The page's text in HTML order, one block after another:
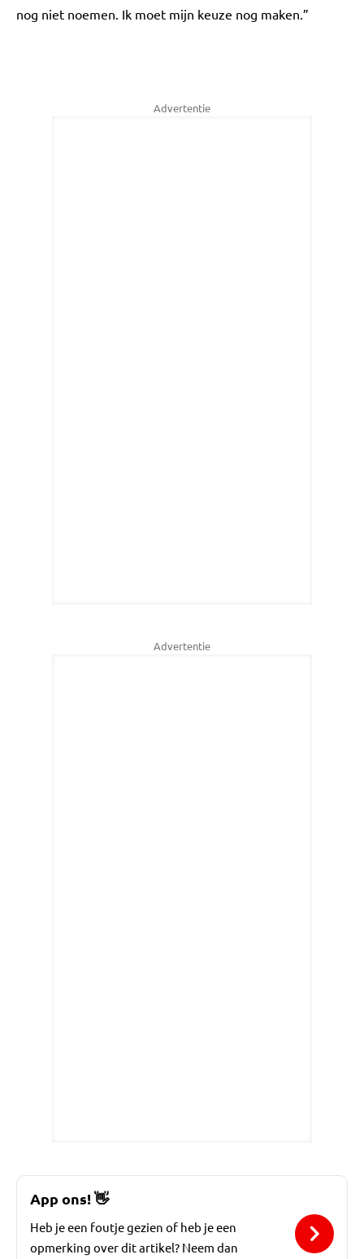
nog niet noemen. Ik moet mijn keuze nog maken.”
Advertentie
Advertentie
App ons!👋
Heb je een foutje gezien of heb je een
opmerking over dit artikel? Neem dan